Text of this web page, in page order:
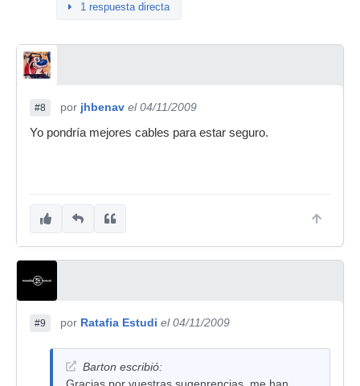
1 respuesta directa
#8 por jhbenav el 04/11/2009
Yo pondría mejores cables para estar seguro.
#9 por Ratafia Estudi el 04/11/2009
Barton escribió: